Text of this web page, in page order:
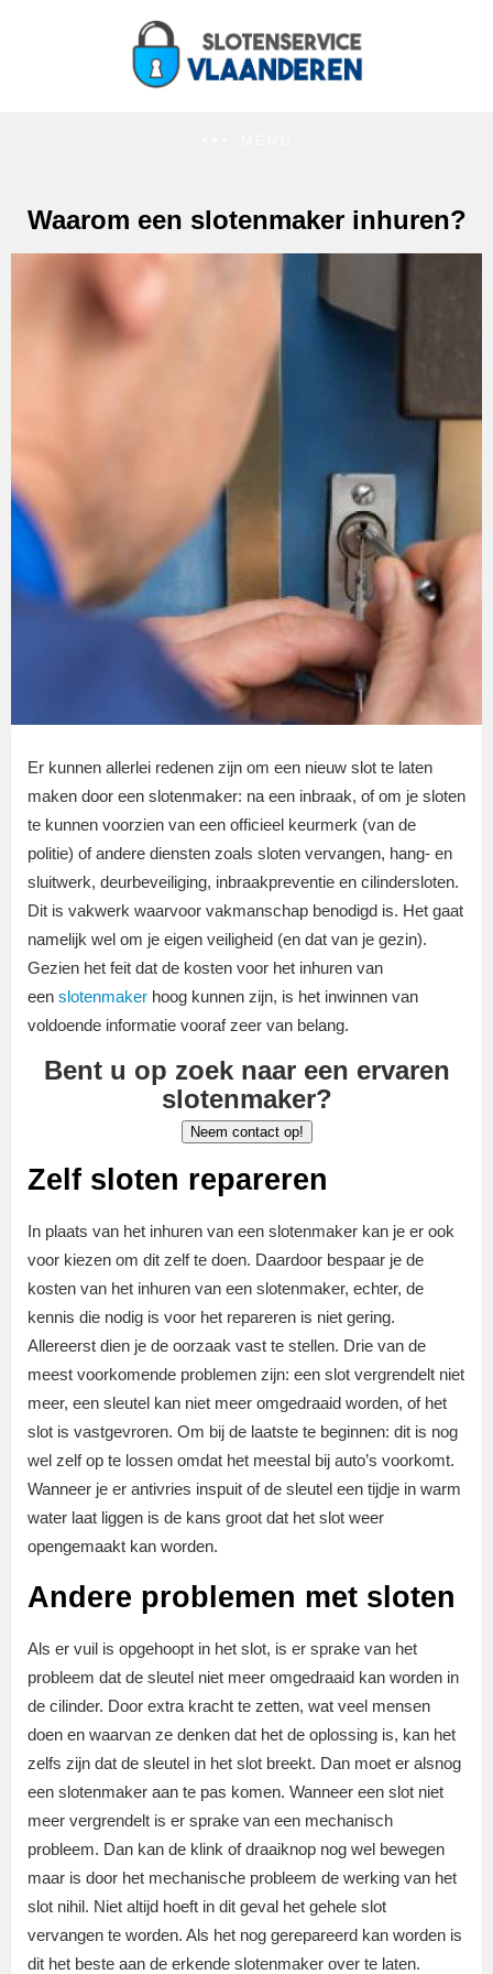
Waarom een slotenmaker inhuren?
Er kunnen allerlei redenen zijn om een nieuw slot te laten
maken door een slotenmaker: na een inbraak, of om je sloten
te kunnen voorzien van een officieel keurmerk (van de
politie) of andere diensten zoals sloten vervangen, hang- en
sluitwerk, deurbeveiliging, inbraakpreventie en cilindersloten.
Dit is vakwerk waarvoor vakmanschap benodigd is. Het gaat
namelijk wel om je eigen veiligheid (en dat van je gezin).
Gezien het feit dat de kosten voor het inhuren van
een slotenmaker hoog kunnen zijn, is het inwinnen van
voldoende informatie vooraf zeer van belang.
Bent u op zoek naar een ervaren
slotenmaker?
Neem contact op!
Zelf sloten repareren
In plaats van het inhuren van een slotenmaker kan je er ook
voor kiezen om dit zelf te doen. Daardoor bespaar je de
kosten van het inhuren van een slotenmaker, echter, de
kennis die nodig is voor het repareren is niet gering.
Allereerst dien je de oorzaak vast te stellen. Drie van de
meest voorkomende problemen zijn: een slot vergrendelt niet
meer, een sleutel kan niet meer omgedraaid worden, of het
slot is vastgevroren. Om bij de laatste te beginnen: dit is nog
wel zelf op te lossen omdat het meestal bij auto’s voorkomt.
Wanneer je er antivries inspuit of de sleutel een tijdje in warm
water laat liggen is de kans groot dat het slot weer
opengemaakt kan worden.
Andere problemen met sloten
Als er vuil is opgehoopt in het slot, is er sprake van het
probleem dat de sleutel niet meer omgedraaid kan worden in
de cilinder. Door extra kracht te zetten, wat veel mensen
doen en waarvan ze denken dat het de oplossing is, kan het
zelfs zijn dat de sleutel in het slot breekt. Dan moet er alsnog
een slotenmaker aan te pas komen. Wanneer een slot niet
meer vergrendelt is er sprake van een mechanisch
probleem. Dan kan de klink of draaiknop nog wel bewegen
maar is door het mechanische probleem de werking van het
slot nihil. Niet altijd hoeft in dit geval het gehele slot
vervangen te worden. Als het nog gerepareerd kan worden is
dit het beste aan de erkende slotenmaker over te laten.